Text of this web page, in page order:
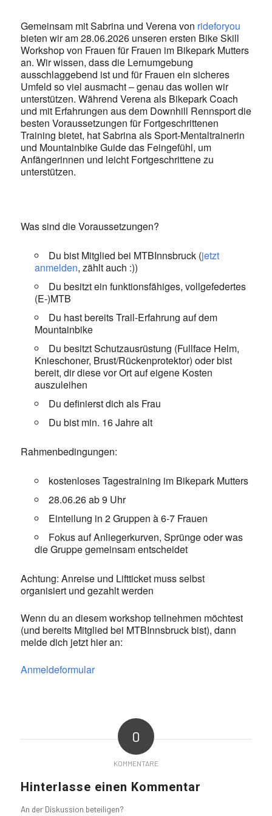
Gemeinsam mit Sabrina und Verena von rideforyou
bieten wir am 28.06.2026 unseren ersten Bike Skill
Workshop von Frauen für Frauen im Bikepark Mutters
an. Wir wissen, dass die Lernumgebung
ausschlaggebend ist und für Frauen ein sicheres
Umfeld so viel ausmacht – genau das wollen wir
unterstützen. Während Verena als Bikepark Coach
und mit Erfahrungen aus dem Downhill Rennsport die
besten Voraussetzungen für Fortgeschrittenen
Training bietet, hat Sabrina als Sport-Mentaltrainerin
und Mountainbike Guide das Feingefühl, um
Anfängerinnen und leicht Fortgeschrittene zu
unterstützen.
Was sind die Voraussetzungen?
Du bist Mitglied bei MTBInnsbruck (jetzt
anmelden, zählt auch :))
Du besitzt ein funktionsfähiges, vollgefedertes
(E-)MTB
Du hast bereits Trail-Erfahrung auf dem
Mountainbike
Du besitzt Schutzausrüstung (Fullface Helm,
Knieschoner, Brust/Rückenprotektor) oder bist
bereit, dir diese vor Ort auf eigene Kosten
auszuleihen
Du definierst dich als Frau
Du bist min. 16 Jahre alt
Rahmenbedingungen:
kostenloses Tagestraining im Bikepark Mutters
28.06.26 ab 9 Uhr
Einteilung in 2 Gruppen à 6-7 Frauen
Fokus auf Anliegerkurven, Sprünge oder was
die Gruppe gemeinsam entscheidet
Achtung: Anreise und Liftticket muss selbst
organisiert und gezahlt werden
Wenn du an diesem workshop teilnehmen möchtest
(und bereits Mitglied bei MTBInnsbruck bist), dann
melde dich jetzt hier an:
Anmeldeformular
0
KOMMENTARE
Hinterlasse einen Kommentar
An der Diskussion beteiligen?